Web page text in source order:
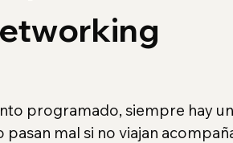
programado, siempre hay
pasan mal si no viajan